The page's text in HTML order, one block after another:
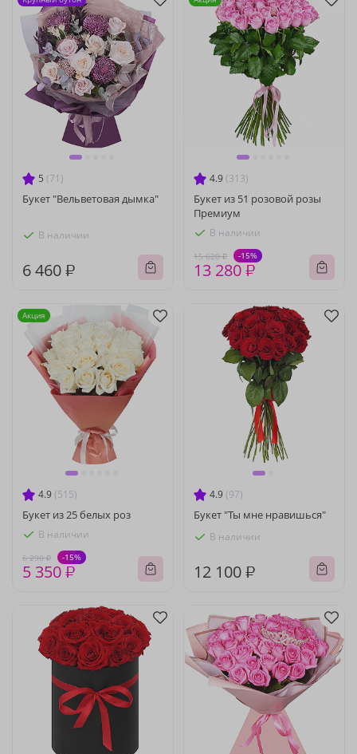
5 (71)
Букет "Вельветовая дымка"
В наличии
6 460 ₽
4.9 (313)
Букет из 51 розовой розы
Премиум
В наличии
15 620 ₽ -15%
13 280 ₽
4.9 (515)
Букет из 25 белых роз
В наличии
6 290 ₽ -15%
5 350 ₽
Акция
4.9 (97)
Букет "Ты мне нравишься"
В наличии
12 100 ₽